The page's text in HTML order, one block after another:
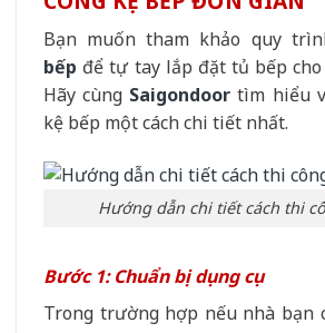
Bạn muốn tham khảo quy
bếp để tự tay lắp đặt tủ bếp
Hãy cùng Saigondoor tìm hiểu
kệ bếp một cách chi tiết nhất.
Hướng dẫn chi tiết cách thi
Bước 1: Chuẩn bị dụng cụ
Trong trường hợp nếu nhà bạn